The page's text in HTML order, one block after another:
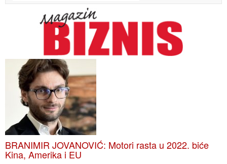
BRANIMIR JOVANOVIĆ: Motori rasta u 2022. biće
Kina, Amerika i EU